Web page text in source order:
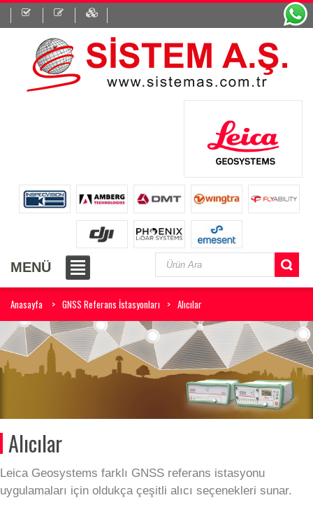
MENÜ
Anasayfa GNSS Referans İstasyonları Alıcılar
Alıcılar
Leica Geosystems farklı GNSS referans istasyonu
uygulamaları için oldukça çeşitli alıcı seçenekleri sunar.